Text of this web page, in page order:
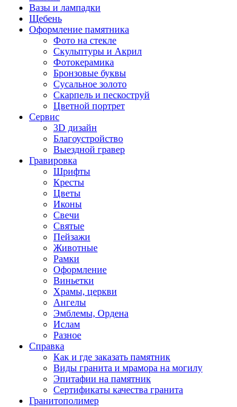
Вазы и лампадки
Щебень
Оформление памятника
Фото на стекле
Скульптуры и Акрил
Фотокерамика
Бронзовые буквы
Сусальное золото
Скарпель и пескоструй
Цветной портрет
Сервис
3D дизайн
Благоустройство
Выездной гравер
Гравировка
Шрифты
Кресты
Цветы
Иконы
Свечи
Святые
Пейзажи
Животные
Рамки
Оформление
Виньетки
Храмы, церкви
Ангелы
Эмблемы, Ордена
Ислам
Разное
Справка
Как и где заказать памятник
Виды гранита и мрамора на могилу
Эпитафии на памятник
Сертификаты качества гранита
Гранитополимер